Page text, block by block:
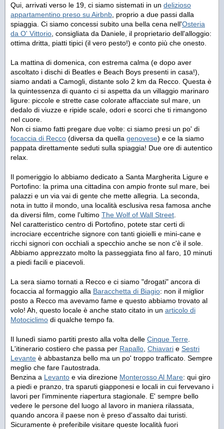
Qui, arrivati verso le 19, ci siamo sistemati in un delizioso
appartamentino preso su Airbnb , proprio a due passi dalla
spiaggia. Ci siamo concessi subito una bella cena nell'Osteria
da O' Vittorio , consigliata da Daniele, il proprietario dell'alloggio:
ottima dritta, piatti tipici (il vero pesto!) e conto più che onesto.
La mattina di domenica, con estrema calma (e dopo aver
ascoltato i dischi di Beatles e Beach Boys presenti in casa!),
siamo andati a Camogli, distante solo 2 km da Recco. Questa è
la quintessenza di quanto ci si aspetta da un villaggio marinaro
ligure: piccole e strette case colorate affacciate sul mare, un
dedalo di viuzze e ripide scale, odori e scorci che ti rimangono
nel cuore.
Non ci siamo fatti pregare due volte: ci siamo presi un po' di
focaccia di Recco (diversa da quella genovese) e ce la siamo
pappata direttamente seduti sulla spiaggia! Due ore di autentico
relax.
Il pomeriggio lo abbiamo dedicato a Santa Margherita Ligure e
Portofino: la prima una cittadina con ampio fronte sul mare, bei
palazzi e un via vai di gente che mette allegria. La seconda,
nota in tutto il mondo, una località esclusiva resa famosa anche
da diversi film, come l'ultimo The Wolf of Wall Street
Nel caratteristico centro di Portofino, potete star certi di
incrociare eccentriche signore con tanti gioielli e mini-cane e
ricchi signori con occhiali a specchio anche se non c'è il sole.
Abbiamo apprezzato molto la passeggiata fino al faro, 10 minuti
a piedi facili e piacevoli.
La sera siamo tornati a Recco e ci siamo "drogati" ancora di
focaccia al formaggio alla Baracchetta di Biagio: non il miglior
posto a Recco ma avevamo fame e questo abbiamo trovato al
volo! Ah, questo locale è anche stato citato in un articolo di
Motociclimo di qualche tempo fa.
Il lunedì siamo partiti presto alla volta delle Cinque Terre
L'itinerario costiero che passa per Rapallo Chiavari e Sestri
Levante è abbastanza bello ma un po' troppo trafficato. Sempre
meglio che fare l'autostrada.
Benzina a Levanto e via direzione Monterosso Al Mare: qui giro
a piedi e pranzo, tra sparuti giapponesi e locali in cui fervevano i
lavori per l'imminente riapertura stagionale. E' sempre bello
vedere le persone del luogo al lavoro in maniera rilassata,
quando ancora il paese non è preso d'assalto dai turisti.
Sicuramente è preferibile visitare queste località fuori